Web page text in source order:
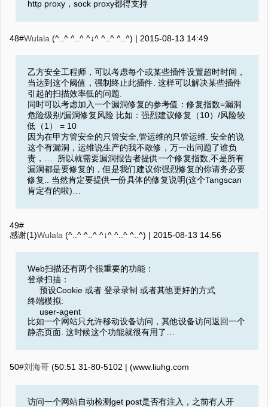
http proxy，sock proxy都得支持
48#Wulala (^..^ ^..^ ^↓^ ^..^ ^..^) | 2015-08-13 14:49
乙方安全工程师，可以考虑每个或某些插件设置超时时间，
当达到这个阈值，强制终止此插件. 这样可以解决某些插件
引起的扫描效率低的问题.
同时可以考虑加入一个漏洞修复的参考值：修复指数=漏洞
危险级别/漏洞修复风险 比如：强烈建议修复（10）/风险较
低（1） = 10
因为在甲方管安全的只管安全,管运维的只管运维. 安全的说
这个有漏洞，运维说生产的我不敢修，万一出问题了谁负
责，… 所以就需要漏洞报告者提供一个修复指数,不是所有
漏洞都是要修复的，但是我们建议你强烈修复的你请务必要
修复.. 当然肯定要提供一份具体的修复说明(这个Tangscan
肯定有的啦)…
49#
感谢(1)Wulala (^..^ ^..^ ^↓^ ^..^ ^..^) | 2015-08-13 14:56
Web扫描还有两个很重要的功能：
登录扫描：
预设Cookie 或者 登录录制 或者其他更好的方式
终端模拟:
user-agent
比如一个网站只允许移动设备访问，其他设备访问返回一个
静态页面. 这时候这个功能就很有用了…
50#刘海哥 (‮moc.ghuil.www) |
2015-08-13 15:05
访问一个网站自动检测get post是否有注入，之前有人开